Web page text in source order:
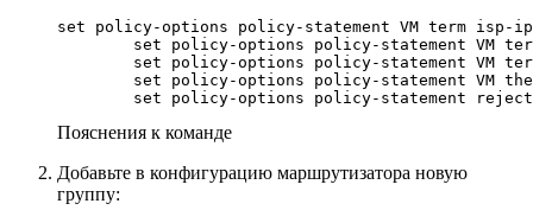
set policy-options policy-statement VM term isp-
set policy-options policy-statement VM
set policy-options policy-statement VM
set policy-options policy-statement VM
set policy-options policy-statement
Пояснения к команде
Добавьте в конфигурацию маршрутизатора новую
группу: